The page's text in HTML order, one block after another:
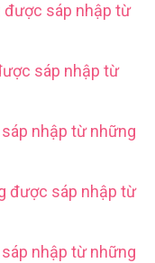
được sáp nhập từ
sáp nhập từ
nhập từ những
được sáp nhập từ
nhập từ những